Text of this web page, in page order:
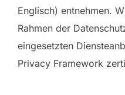
Englisch) entnehmen.
Rahmen der
eingesetzten
Privacy Framework